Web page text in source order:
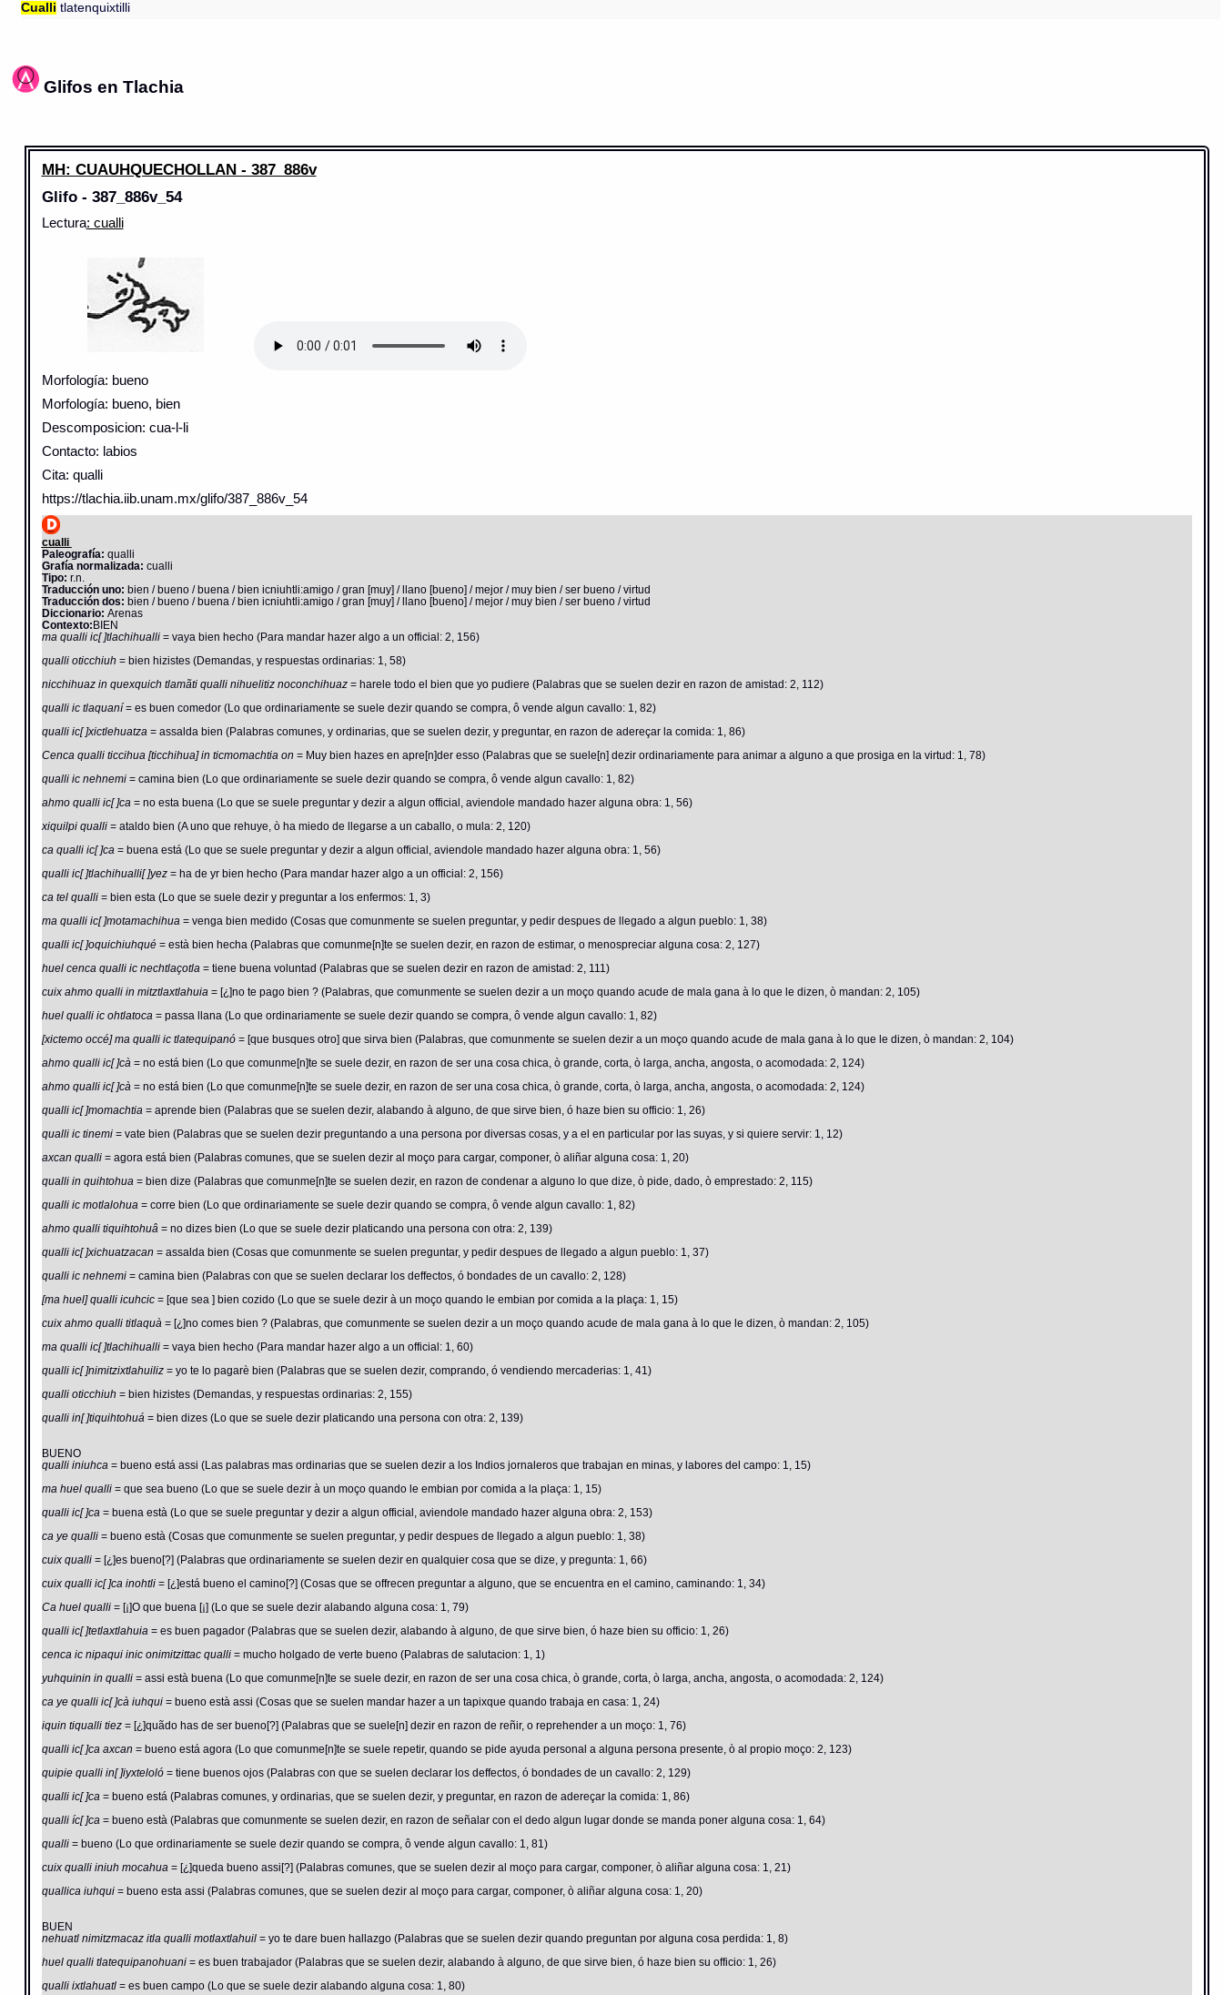
Cualli tlatenquixtilli
Glifos en Tlachia
MH: CUAUHQUECHOLLAN - 387_886v
Glifo - 387_886v_54
Lectura: cualli
Morfología: bueno
Morfología: bueno, bien
Descomposicion: cua-l-li
Contacto: labios
Cita: qualli
https://tlachia.iib.unam.mx/glifo/387_886v_54
cualli
Paleografía: qualli
Grafía normalizada: cualli
Tipo: r.n.
Traducción uno: bien / bueno / buena / bien icniuhtli:amigo / gran [muy] / llano [bueno] / mejor / muy bien / ser bueno / virtud
Traducción dos: bien / bueno / buena / bien icniuhtli:amigo / gran [muy] / llano [bueno] / mejor / muy bien / ser bueno / virtud
Diccionario: Arenas
Contexto:BIEN
ma qualli ic[ ]tlachihualli = vaya bien hecho (Para mandar hazer algo a un official: 2, 156)
qualli oticchiuh = bien hizistes (Demandas, y respuestas ordinarias: 1, 58)
nicchihuaz in quexquich tlamãti qualli nihuelitiz noconchihuaz = harele todo el bien que yo pudiere (Palabras que se suelen dezir en razon de amistad: 2, 112)
qualli ic tlaquaní= es buen comedor (Lo que ordinariamente se suele dezir quando se compra, ô vende algun cavallo: 1, 82)
qualli ic[ ]xictlehuatza = assalda bien (Palabras comunes, y ordinarias, que se suelen dezir, y preguntar, en razon de adereçar la comida: 1, 86)
Cenca qualli ticcihua [ticchihua] in ticmomachtia on = Muy bien hazes en apre[n]der esso (Palabras que se suele[n] dezir ordinariamente para animar a alguno a que prosiga en la virtud: 1, 78)
qualli ic nehnemi = camina bien (Lo que ordinariamente se suele dezir quando se compra, ô vende algun cavallo: 1, 82)
ahmo qualli ic[ ]ca = no esta buena (Lo que se suele preguntar y dezir a algun official, aviendole mandado hazer alguna obra: 1, 56)
xiquilpi qualli = ataldo bien (A uno que rehuye, ò ha miedo de llegarse a un caballo, o mula: 2, 120)
ca qualli ic[ ]ca = buena está (Lo que se suele preguntar y dezir a algun official, aviendole mandado hazer alguna obra: 1, 56)
qualli ic[ ]tlachihualli[ ]yez = ha de yr bien hecho (Para mandar hazer algo a un official: 2, 156)
ca tel qualli = bien esta (Lo que se suele dezir y preguntar a los enfermos: 1, 3)
ma qualli ic[ ]motamachihua = venga bien medido (Cosas que comunmente se suelen preguntar, y pedir despues de llegado a algun pueblo: 1, 38)
qualli ic[ ]oquichiuhqué = està bien hecha (Palabras que comunme[n]te se suelen dezir, en razon de estimar, o menospreciar alguna cosa: 2, 127)
huel cenca qualli ic nechtlaçotla = tiene buena voluntad (Palabras que se suelen dezir en razon de amistad: 2, 111)
cuix ahmo qualli in mitztlaxtlahuia = [¿]no te pago bien ? (Palabras, que comunmente se suelen dezir a un moço quando acude de mala gana à lo que le dizen, ò mandan: 2, 105)
huel qualli ic ohtlatoca = passa llana (Lo que ordinariamente se suele dezir quando se compra, ô vende algun cavallo: 1, 82)
[xictemo occé] ma qualli ic tlatequipanó = [que busques otro] que sirva bien (Palabras, que comunmente se suelen dezir a un moço quando acude de mala gana à lo que le dizen, ò mandan: 2, 104)
ahmo qualli ic[ ]cà = no está bien (Lo que comunme[n]te se suele dezir, en razon de ser una cosa chica, ò grande, corta, ò larga, ancha, angosta, o acomodada: 2, 124)
ahmo qualli ic[ ]cà = no está bien (Lo que comunme[n]te se suele dezir, en razon de ser una cosa chica, ò grande, corta, ò larga, ancha, angosta, o acomodada: 2, 124)
qualli ic[ ]momachtia = aprende bien (Palabras que se suelen dezir, alabando à alguno, de que sirve bien, ó haze bien su officio: 1, 26)
qualli ic tinemi = vate bien (Palabras que se suelen dezir preguntando a una persona por diversas cosas, y a el en particular por las suyas, y si quiere servir: 1, 12)
axcan qualli = agora está bien (Palabras comunes, que se suelen dezir al moço para cargar, componer, ò aliñar alguna cosa: 1, 20)
qualli in quihtohua = bien dize (Palabras que comunme[n]te se suelen dezir, en razon de condenar a alguno lo que dize, ò pide, dado, ò emprestado: 2, 115)
qualli ic motlalohua = corre bien (Lo que ordinariamente se suele dezir quando se compra, ô vende algun cavallo: 1, 82)
ahmo qualli tiquihtohuâ = no dizes bien (Lo que se suele dezir platicando una persona con otra: 2, 139)
qualli ic[ ]xichuatzacan = assalda bien (Cosas que comunmente se suelen preguntar, y pedir despues de llegado a algun pueblo: 1, 37)
qualli ic nehnemi = camina bien (Palabras con que se suelen declarar los deffectos, ó bondades de un cavallo: 2, 128)
[ma huel] qualli icuhcic = [que sea ] bien cozido (Lo que se suele dezir à un moço quando le embian por comida a la plaça: 1, 15)
cuix ahmo qualli titlaquà = [¿]no comes bien ? (Palabras, que comunmente se suelen dezir a un moço quando acude de mala gana à lo que le dizen, ò mandan: 2, 105)
ma qualli ic[ ]tlachihualli = vaya bien hecho (Para mandar hazer algo a un official: 1, 60)
qualli ic[ ]nimitzixtlahuiliz = yo te lo pagarè bien (Palabras que se suelen dezir, comprando, ó vendiendo mercaderias: 1, 41)
qualli oticchiuh = bien hizistes (Demandas, y respuestas ordinarias: 2, 155)
qualli in[ ]tiquihtohuá = bien dizes (Lo que se suele dezir platicando una persona con otra: 2, 139)
BUENO
qualli iniuhca = bueno está assi (Las palabras mas ordinarias que se suelen dezir a los Indios jornaleros que trabajan en minas, y labores del campo: 1, 15)
ma huel qualli = que sea bueno (Lo que se suele dezir à un moço quando le embian por comida a la plaça: 1, 15)
qualli ic[ ]ca = buena està (Lo que se suele preguntar y dezir a algun official, aviendole mandado hazer alguna obra: 2, 153)
ca ye qualli = bueno està (Cosas que comunmente se suelen preguntar, y pedir despues de llegado a algun pueblo: 1, 38)
cuix qualli = [¿]es bueno[?] (Palabras que ordinariamente se suelen dezir en qualquier cosa que se dize, y pregunta: 1, 66)
cuix qualli ic[ ]ca inohtli = [¿]está bueno el camino[?] (Cosas que se offrecen preguntar a alguno, que se encuentra en el camino, caminando: 1, 34)
Ca huel qualli = [¡]O que buena [¡] (Lo que se suele dezir alabando alguna cosa: 1, 79)
qualli ic[ ]tetlaxtlahuia = es buen pagador (Palabras que se suelen dezir, alabando à alguno, de que sirve bien, ó haze bien su officio: 1, 26)
cenca ic nipaqui inic onimitzittac qualli = mucho holgado de verte bueno (Palabras de salutacion: 1, 1)
yuhquinin in qualli = assi està buena (Lo que comunme[n]te se suele dezir, en razon de ser una cosa chica, ò grande, corta, ò larga, ancha, angosta, o acomodada: 2, 124)
ca ye qualli ic[ ]cà iuhqui = bueno està assi (Cosas que se suelen mandar hazer a un tapixque quando trabaja en casa: 1, 24)
iquin tiqualli tiez = [¿]quãdo has de ser bueno[?] (Palabras que se suele[n] dezir en razon de reñir, o reprehender a un moço: 1, 76)
qualli ic[ ]ca axcan = bueno está agora (Lo que comunme[n]te se suele repetir, quando se pide ayuda personal a alguna persona presente, ò al propio moço: 2, 123)
quipie qualli in[ ]iyxteloló = tiene buenos ojos (Palabras con que se suelen declarar los deffectos, ó bondades de un cavallo: 2, 129)
qualli ic[ ]ca = bueno está (Palabras comunes, y ordinarias, que se suelen dezir, y preguntar, en razon de adereçar la comida: 1, 86)
qualli íc[ ]ca = bueno està (Palabras que comunmente se suelen dezir, en razon de señalar con el dedo algun lugar donde se manda poner alguna cosa: 1, 64)
qualli = bueno (Lo que ordinariamente se suele dezir quando se compra, ô vende algun cavallo: 1, 81)
cuix qualli iniuh mocahua = [¿]queda bueno assi[?] (Palabras comunes, que se suelen dezir al moço para cargar, componer, ò aliñar alguna cosa: 1, 21)
quallica iuhqui = bueno esta assi (Palabras comunes, que se suelen dezir al moço para cargar, componer, ò aliñar alguna cosa: 1, 20)
BUEN
nehuatl nimitzmacaz itla qualli motlaxtlahuil = yo te dare buen hallazgo (Palabras que se suelen dezir quando preguntan por alguna cosa perdida: 1, 8)
huel qualli tlatequipanohuani = es buen trabajador (Palabras que se suelen dezir, alabando à alguno, de que sirve bien, ó haze bien su officio: 1, 26)
qualli ixtlahuatl = es buen campo (Lo que se suele dezir alabando alguna cosa: 1, 80)